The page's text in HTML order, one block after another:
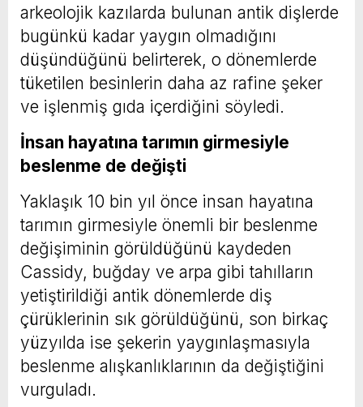
arkeolojik kazılarda bulunan antik dişlerde
bugünkü kadar yaygın olmadığını
düşündüğünü belirterek, o dönemlerde
tüketilen besinlerin daha az rafine şeker
ve işlenmiş gıda içerdiğini söyledi.
İnsan hayatına tarımın girmesiyle
beslenme de değişti
Yaklaşık 10 bin yıl önce insan hayatına
tarımın girmesiyle önemli bir beslenme
değişiminin görüldüğünü kaydeden
Cassidy, buğday ve arpa gibi tahılların
yetiştirildiği antik dönemlerde diş
çürüklerinin sık görüldüğünü, son birkaç
yüzyılda ise şekerin yaygınlaşmasıyla
beslenme alışkanlıklarının da değiştiğini
vurguladı.